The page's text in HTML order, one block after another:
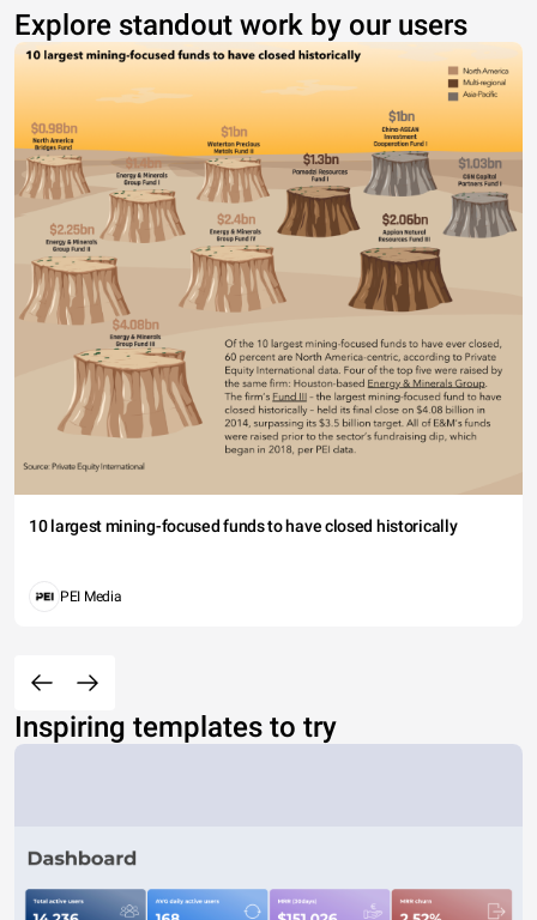
Explore standout work by our users
10 largest mining-focused funds to have closed historically
PEI Media
Inspiring templates to try